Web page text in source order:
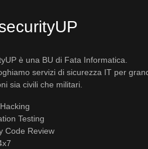
è una BU di Fata Informatica.
servizi di sicurezza IT per
sia civili che militari.
Testing
Code Review